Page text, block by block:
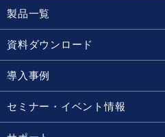
製品一覧
資料ダウンロード
導入事例
セミナー・イベント情報